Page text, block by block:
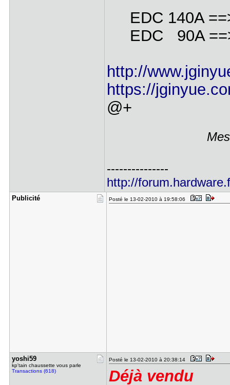
EDC 140A
EDC 90A
http://
https://
@+
---------------
http://
Publicité Posté le 13-02-2010 à 19:58:06
yoshi59
kp'tain chaussette vous parle
Transactions (618)
Posté le 13-02-2010 à 20:38:14
Déjà vendu